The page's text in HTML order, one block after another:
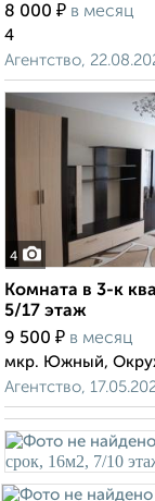
8 000 ₽ в месяц
4
Агентство,
4
Комната в 3-к
5/17 этаж
9 500 ₽ в месяц
мкр. Южный,
Агентство,